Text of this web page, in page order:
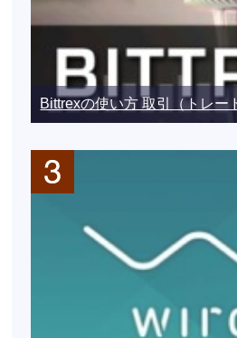
Bittrexの使い方 取引（トレー